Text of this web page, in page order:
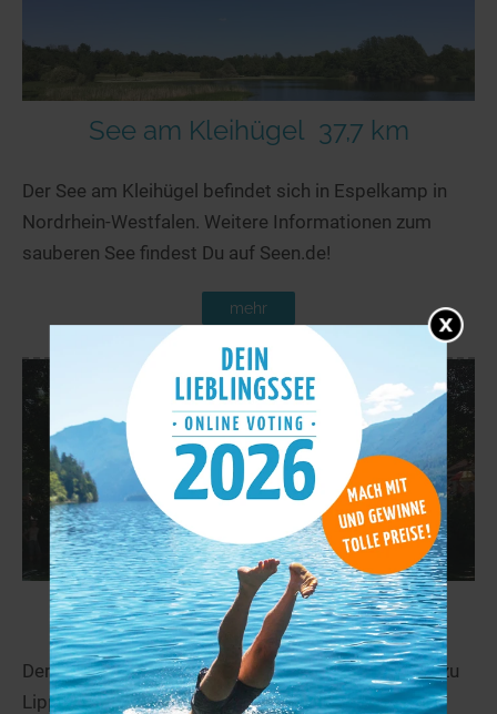
See am Kleihügel 37,7 km
Der See am Kleihügel befindet sich in Espelkamp in
Nordrhein-Westfalen. Weitere Informationen zum
sauberen See findest Du auf Seen.de!
mehr
Alberssee 47,3 km
Der Alberssee befindet sich in unmittelbarer Nähe zu
Lippstadt im Stadtteil Lipperode – etwa 30 km